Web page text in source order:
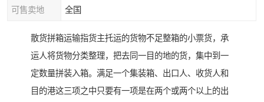
可售卖地 全国
散货拼箱运输指货主托运的货物不足整箱的小票货，承
运人将货物分类整理，把去同一目的地的货，集中到一
定数量拼装入箱。满足一个集装箱、出口人、收货人和
目的港这三项之中只要有一项是在两个或两个以上的出